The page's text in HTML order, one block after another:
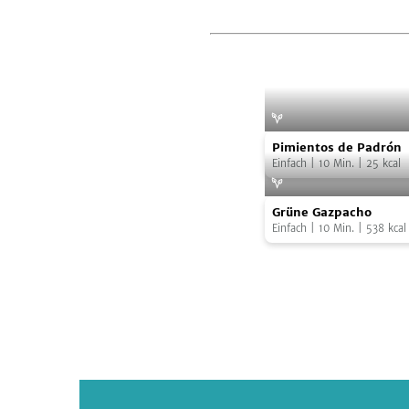
Pimientos
de
Padrón
Foto:
Pimientos de Padrón
Einfach| 10 Min.| 25 kcal
Grüne
Gazpacho
Grüne Gazpacho
Einfach 10 Min. 538kcal